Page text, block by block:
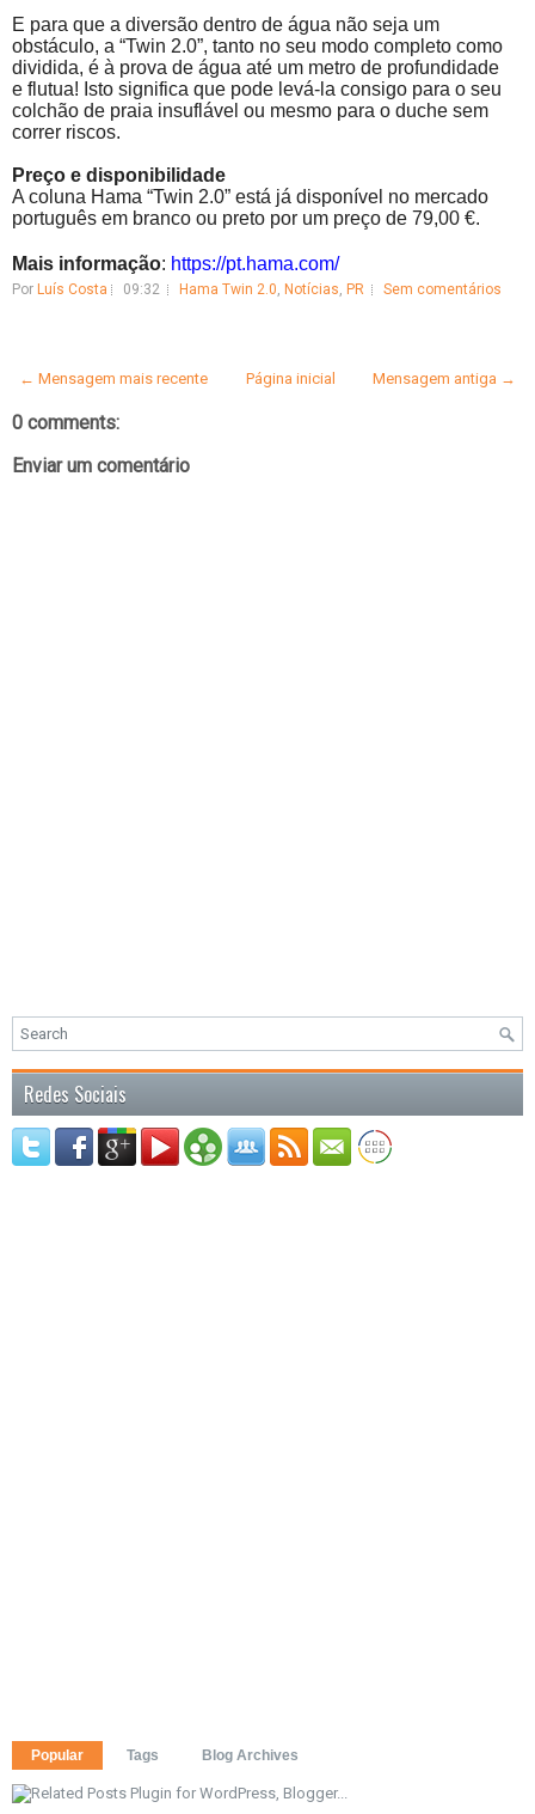
E para que a diversão dentro de água não seja um
obstáculo, a “Twin 2.0”, tanto no seu modo completo como
dividida, é à prova de água até um metro de profundidade
e flutua! Isto significa que pode levá-la consigo para o seu
colchão de praia insuflável ou mesmo para o duche sem
correr riscos.
Preço e disponibilidade
A coluna Hama “Twin 2.0” está já disponível no mercado
português em branco ou preto por um preço de 79,00 €.
Mais informação: https://pt.hama.com/
Por Luís Costa 09:32 Hama Twin 2.0, Notícias, PR Sem comentários
← Mensagem mais recente Mensagem antiga →
Página inicial
0 comments:
Enviar um comentário
Redes Sociais
Popular Tags Blog Archives